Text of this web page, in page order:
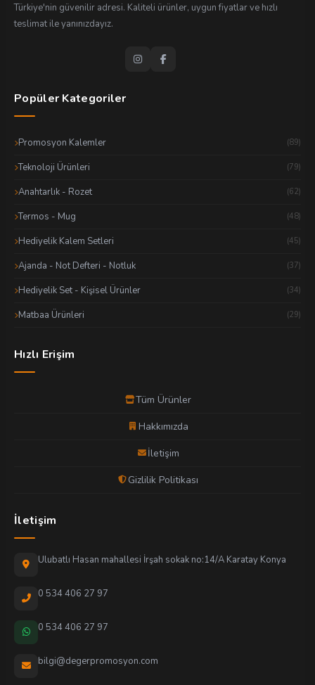
Türkiye'nin güvenilir adresi. Kaliteli ürünler, uygun fiyatlar ve hızlı
teslimat ile yanınızdayız.
Popüler Kategoriler
Promosyon Kalemler (89)
Teknoloji Ürünleri (79)
Anahtarlık - Rozet (62)
Termos - Mug (48)
Hediyelik Kalem Setleri (45)
Ajanda - Not Defteri - Notluk (37)
Hediyelik Set - Kişisel Ürünler (34)
Matbaa Ürünleri (29)
Hızlı Erişim
Tüm Ürünler
Hakkımızda
İletişim
Gizlilik Politikası
İletişim
Ulubatlı Hasan mahallesi İrşah sokak no:14/A Karatay Konya
0 534 406 27 97
0 534 406 27 97
bilgi@degerpromosyon.com